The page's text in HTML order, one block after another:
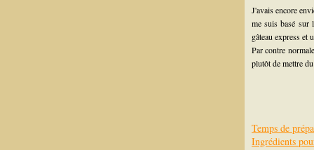
J'avais encore
me suis basé sur
gâteau express et
Par contre
plutôt de mettre
Temps de
Ingrédients